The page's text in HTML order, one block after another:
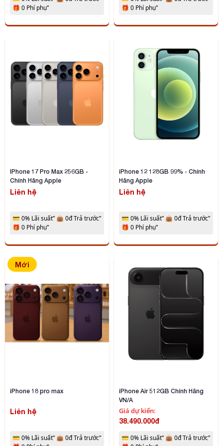
🎁 0 Phí phụ”
🎁 0 Phí phụ”
IPhone 17 Pro Max 256GB -
Chính Hãng Apple
Liên hệ
💳 0% Lãi suất” 👜 0đ Trả trước”
🎁 0 Phí phụ”
iPhone 12 128GB 99% - Chính
Hãng Apple
Liên hệ
💳 0% Lãi suất” 👜 0đ Trả trước”
🎁 0 Phí phụ”
Mới
iPhone 18 pro max
Liên hệ
💳 0% Lãi suất” 👜 0đ Trả trước”
iPhone Air 512GB Chính Hãng
VN/A
Giá dự kiến:
38.490.000đ
💳 0% Lãi suất” 👜 0đ Trả trước”